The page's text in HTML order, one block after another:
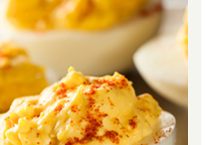
knapp wird.